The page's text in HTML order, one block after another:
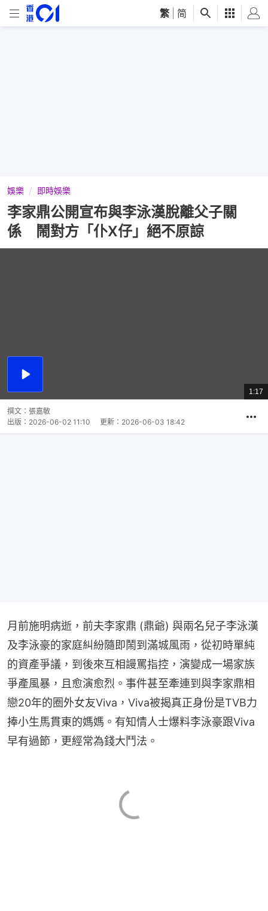
繁 简
娛樂 即時娛樂
李家鼎公開宣布與李泳漢脫離父子關
係 鬧對方「仆X仔」絕不原諒
播
總
共
1:17
撰文： 張嘉敏
出版： 2026-06-02 11:10 更新： 2026-06-03 18:42
月前施明病逝，前夫李家鼎 (鼎爺) 與兩名兒子李泳漢
及李泳豪的家庭糾紛隨即鬧到滿城風雨，從初時單純
的資產爭議，到後來互相謾罵指控，演變成一場家族
爭產風暴，且愈演愈烈。事件甚至牽連到與李家鼎相
戀20年的圈外女友Viva，Viva被揭真正身份是TVB力
捧小生馬貫東的媽媽。有知情人士爆料李泳豪跟Viva
早有過節，更經常為錢大鬥法。